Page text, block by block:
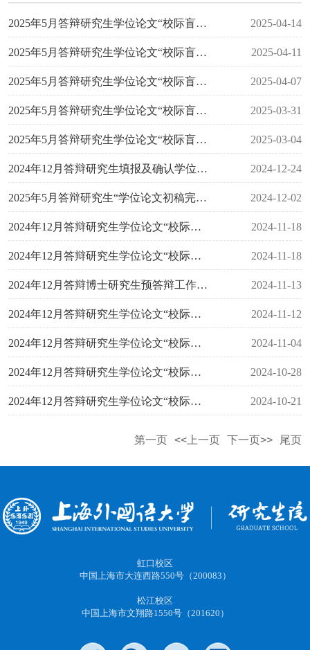
2025年5月答辩研究生学位论文“校际盲审”结果公布及异议论文复议通知（第三批） 2025-04-14
2025年5月答辩研究生学位论文“校际盲审”异议论文复议（学术复核）结果（第一批） 2025-04-11
2025年5月答辩研究生学位论文“校际盲审”结果公布及异议论文复议通知（第二批） 2025-04-07
2025年5月答辩研究生学位论文“校际盲审”结果公布及异议论文复议通知（第一批） 2025-03-31
2025年5月答辩研究生学位论文“校际盲审”通知 2025-03-04
2024年12月答辩研究生填报及确认学位信息的通知 2024-12-24
2025年5月答辩研究生“学位论文初稿完成情况”检查通知 2024-12-02
2024年12月答辩研究生学位论文“校际盲审”结果公布及异议论文复议通知（第三批） 2024-11-18
2024年12月答辩研究生学位论文“校际盲审”异议论文复议（申诉）结果（第三批） 2024-11-18
2024年12月答辩博士研究生预答辩工作通知 2024-11-13
2024年12月答辩研究生学位论文“校际盲审”异议论文复议（申诉）结果（第二批） 2024-11-12
2024年12月答辩研究生学位论文“校际盲审”异议论文复议（申诉）结果（第一批） 2024-11-04
2024年12月答辩研究生学位论文“校际盲审”结果公布及异议论文复议通知（第二批） 2024-10-28
2024年12月答辩研究生学位论文“校际盲审”结果公布及异议论文复议通知（第一批） 2024-10-21
第一页 <<上一页 下一页>> 尾页
虹口校区
中国上海市大连西路550号（200083）
松江校区
中国上海市文翔路1550号（201620）